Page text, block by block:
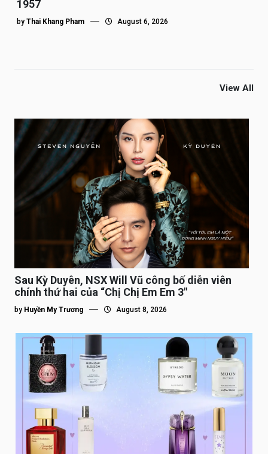
1957
by Thai Khang Pham August 6, 2026
View All
Sau Kỳ Duyên, NSX Will Vũ công bố diễn viên
chính thứ hai của “Chị Chị Em Em 3″
by Huyền My Trương August 8, 2026